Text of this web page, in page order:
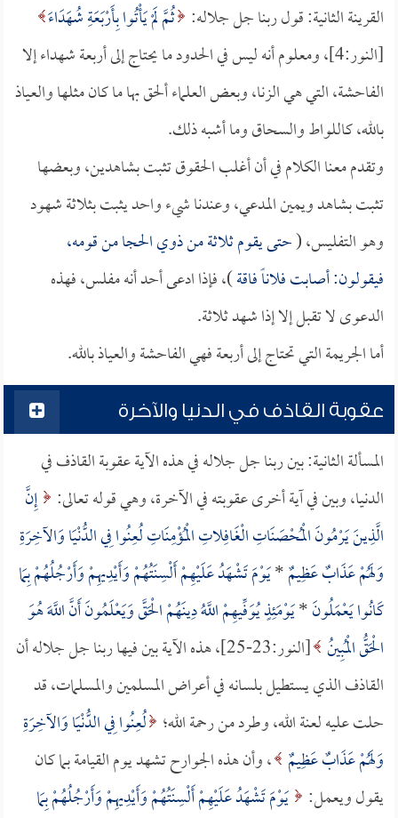
القرينة الثانية: قول ربنا جل جلاله: ثُمَّ لَمْ يَأْتُوا بِأَرْبَعَةِ شُهَدَاءَ
[النور:4]، ومعلوم أنه ليس في الحدود ما يحتاج إلى أربعة شهداء إلا
الفاحشة، التي هي الزنا، وبعض العلماء ألحق بها ما كان مثلها والعياذ
بالله، كاللواط والسحاق وما أشبه ذلك.
وتقدم معنا الكلام في أن أغلب الحقوق تثبت بشاهدين، وبعضها
تثبت بشاهد ويمين المدعي، وعندنا شيء واحد يثبت بثلاثة شهود
وهو التفليس، (حتى يقوم ثلاثة من ذوي الحجا من قومه،
فيقولون: أصابت فلاناً فاقة)، فإذا ادعى أحد أنه مفلس، فهذه
الدعوى لا تقبل إلا إذا شهد ثلاثة.
أما الجريمة التي تحتاج إلى أربعة فهي الفاحشة والعياذ بالله.
عقوبة القاذف في الدنيا والآخرة
المسألة الثانية: بين ربنا جل جلاله في هذه الآية عقوبة القاذف في
الدنيا، وبين في آية أخرى عقوبته في الآخرة، وهي قوله تعالى: إِنَّ
الَّذِينَ يَرْمُونَ الْمُحْصَنَاتِ الْغَافِلاتِ الْمُؤْمِنَاتِ لُعِنُوا فِي الدُّنْيَا وَالآخِرَةِ
وَلَهُمْ عَذَابٌ عَظِيمٌ*يَوْمَ تَشْهَدُ عَلَيْهِمْ أَلْسِنَتُهُمْ وَأَيْدِيهِمْ وَأَرْجُلُهُمْ بِمَا
كَانُوا يَعْمَلُونَ*يَوْمَئِذٍ يُوَفِّيهِمْ اللَّهُ دِينَهُمْ الْحَقَّ وَيَعْلَمُونَ أَنَّ اللَّهَ هُوَ
الْحَقُّ الْمُبِينُ
[النور:23-25]، هذه الآية بين فيها ربنا جل جلاله أن
القاذف الذي يستطيل بلسانه في أعراض المسلمين والمسلمات، قد
حلت عليه لعنة الله، وطرد من رحمة الله؛ لُعِنُوا فِي الدُّنْيَا وَالآخِرَةِ
وَلَهُمْ عَذَابٌ عَظِيمٌ ، وأن هذه الجوارح تشهد يوم القيامة بما كان
يقول ويعمل: يَوْمَ تَشْهَدُ عَلَيْهِمْ أَلْسِنَتُهُمْ وَأَيْدِيهِمْ وَأَرْجُلُهُمْ بِمَا